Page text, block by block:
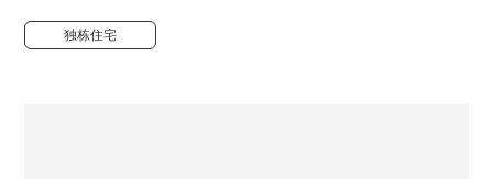
独栋住宅